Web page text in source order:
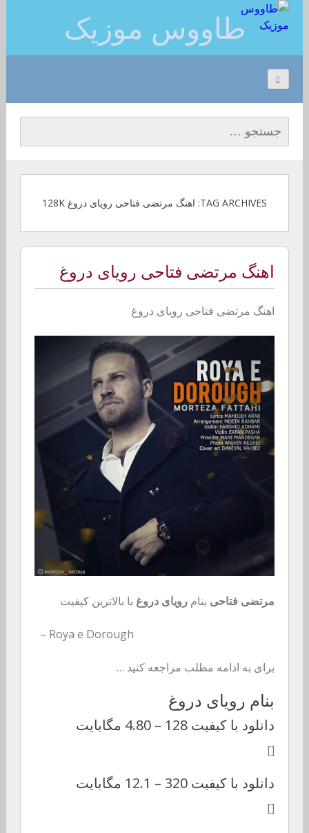
طاووس موزیک
جستجو برای:
TAG ARCHIVES: اهنگ مرتضی فتاحی رویای دروغ 128K
اهنگ مرتضی فتاحی رویای دروغ
اهنگ مرتضی فتاحی رویای دروغ
مرتضی فتاحی بنام رویای دروغ با بالاترین کیفیت
– Roya e Dorough
برای به ادامه مطلب مراجعه کنید …
بنام رویای دروغ
دانلود با کیفیت 128 – 4.80 مگابایت
[]
دانلود با کیفیت 320 – 12.1 مگابایت
[]